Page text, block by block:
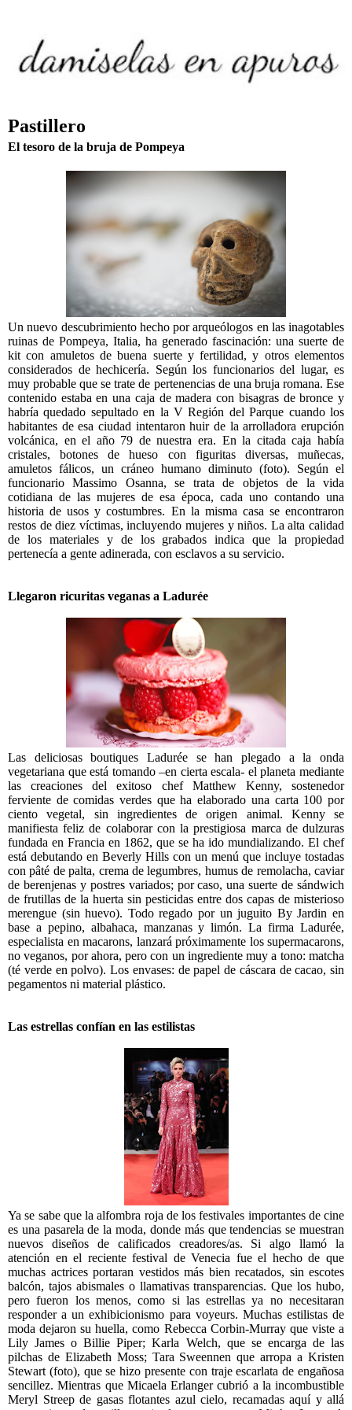
Pastillero
El tesoro de la bruja de Pompeya
Un nuevo descubrimiento hecho por arqueólogos en las inagotables
ruinas de Pompeya, Italia, ha generado fascinación: una suerte de
kit con amuletos de buena suerte y fertilidad, y otros elementos
considerados de hechicería. Según los funcionarios del lugar, es
muy probable que se trate de pertenencias de una bruja romana. Ese
contenido estaba en una caja de madera con bisagras de bronce y
habría quedado sepultado en la V Región del Parque cuando los
habitantes de esa ciudad intentaron huir de la arrolladora erupción
volcánica, en el año 79 de nuestra era. En la citada caja había
cristales, botones de hueso con figuritas diversas, muñecas,
amuletos fálicos, un cráneo humano diminuto (foto). Según el
funcionario Massimo Osanna, se trata de objetos de la vida
cotidiana de las mujeres de esa época, cada uno contando una
historia de usos y costumbres. En la misma casa se encontraron
restos de diez víctimas, incluyendo mujeres y niños. La alta calidad
de los materiales y de los grabados indica que la propiedad
pertenecía a gente adinerada, con esclavos a su servicio.
Llegaron ricuritas veganas a Ladurée
Las deliciosas boutiques Ladurée se han plegado a la onda
vegetariana que está tomando –en cierta escala- el planeta mediante
las creaciones del exitoso chef Matthew Kenny, sostenedor
ferviente de comidas verdes que ha elaborado una carta 100 por
ciento vegetal, sin ingredientes de origen animal. Kenny se
manifiesta feliz de colaborar con la prestigiosa marca de dulzuras
fundada en Francia en 1862, que se ha ido mundializando. El chef
está debutando en Beverly Hills con un menú que incluye tostadas
con pâté de palta, crema de legumbres, humus de remolacha, caviar
de berenjenas y postres variados; por caso, una suerte de sándwich
de frutillas de la huerta sin pesticidas entre dos capas de misterioso
merengue (sin huevo). Todo regado por un juguito By Jardin en
base a pepino, albahaca, manzanas y limón. La firma Ladurée,
especialista en macarons, lanzará próximamente los supermacarons,
no veganos, por ahora, pero con un ingrediente muy a tono: matcha
(té verde en polvo). Los envases: de papel de cáscara de cacao, sin
pegamentos ni material plástico.
Las estrellas confían en las estilistas
Ya se sabe que la alfombra roja de los festivales importantes de cine
es una pasarela de la moda, donde más que tendencias se muestran
nuevos diseños de calificados creadores/as. Si algo llamó la
atención en el reciente festival de Venecia fue el hecho de que
muchas actrices portaran vestidos más bien recatados, sin escotes
balcón, tajos abismales o llamativas transparencias. Que los hubo,
pero fueron los menos, como si las estrellas ya no necesitaran
responder a un exhibicionismo para voyeurs. Muchas estilistas de
moda dejaron su huella, como Rebecca Corbin-Murray que viste a
Lily James o Billie Piper; Karla Welch, que se encarga de las
pilchas de Elizabeth Moss; Tara Sweennen que arropa a Kristen
Stewart (foto), que se hizo presente con traje escarlata de engañosa
sencillez. Mientras que Micaela Erlanger cubrió a la incombustible
Meryl Streep de gasas flotantes azul cielo, recamadas aquí y allá